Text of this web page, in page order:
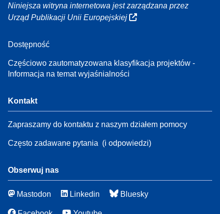
Niniejsza witryna internetowa jest zarządzana przez
Urząd Publikacji Unii Europejskiej
Dostępność
Częściowo zautomatyzowana klasyfikacja projektów -
Informacja na temat wyjaśnialności
Kontakt
Zapraszamy do kontaktu z naszym działem pomocy
Często zadawane pytania (i odpowiedzi)
Obserwuj nas
Mastodon Linkedin Bluesky